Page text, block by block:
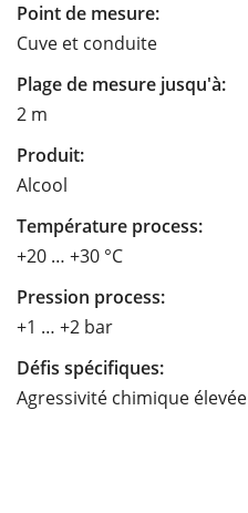
Point de mesure:
Cuve et conduite
Plage de mesure jusqu'à:
2 m
Produit:
Alcool
Température process:
+20 … +30 °C
Pression process:
+1 … +2 bar
Défis spécifiques:
Agressivité chimique élevée